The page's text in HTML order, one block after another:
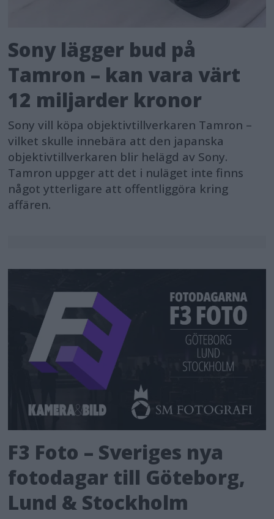
Sony lägger bud på
Tamron – kan vara värt
12 miljarder kronor
Sony vill köpa objektivtillverkaren Tamron –
vilket skulle innebära att den japanska
objektivtillverkaren blir helägd av Sony.
Tamron uppger att det i nuläget inte finns
något ytterligare att offentliggöra kring
affären.
F3 Foto – Sveriges nya
fotodagar till Göteborg,
Lund & Stockholm